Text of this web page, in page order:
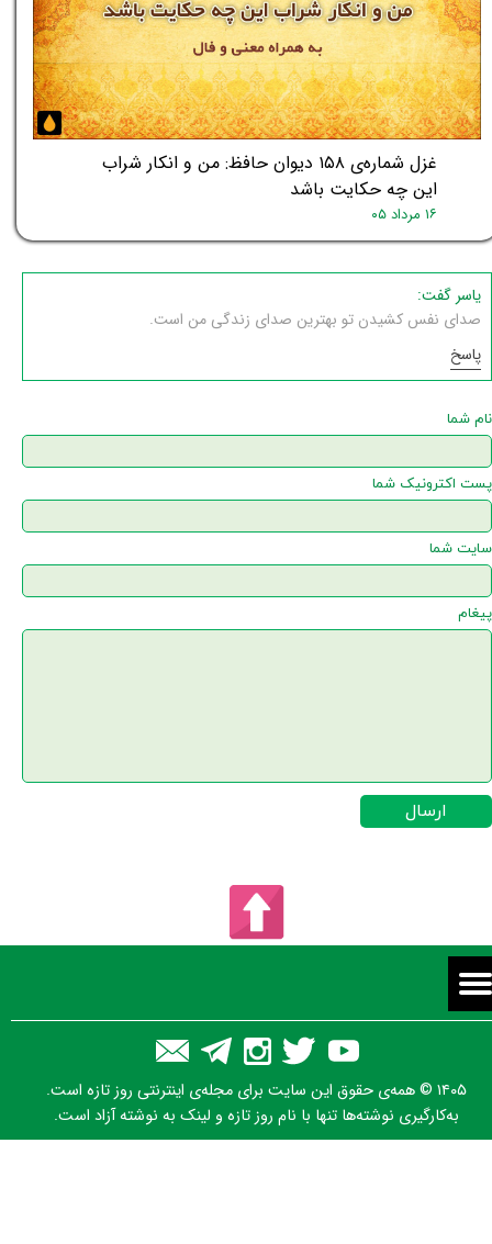
غزل شماره‌ی ۱۵۸ دیوان حافظ: من و انکار شراب
این چه حکایت باشد
۱۶ مرداد ۰۵
یاسر گفت:
صدای نفس کشیدن تو بهترین صدای زندگی من است.
پاسخ
نام شما
پست اکترونیک شما
سایت شما
پیغام
ارسال
۱۴۰۵ © همه‌ی حقوق این سایت برای مجله‌ی اینترنتی روز تازه است.
به‌کارگیری نوشته‌ها تنها با نام روز تازه و لینک به نوشته آزاد است.